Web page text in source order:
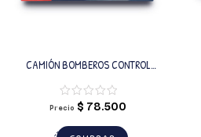
CAMIÓN BOMBEROS CONTROL
REMOTO
Precio $ 78.500